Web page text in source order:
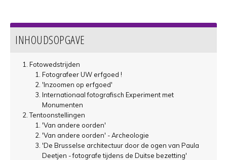
INHOUDSOPGAVE
Fotowedstrijden
Fotografeer UW erfgoed !
'Inzoomen op erfgoed'
Internationaal fotografisch Experiment met
Monumenten
Tentoonstellingen
'Van andere oorden'
'Van andere oorden' - Archeologie
'De Brusselse architectuur door de ogen van Paula
Deetjen - fotografe tijdens de Duitse bezetting'